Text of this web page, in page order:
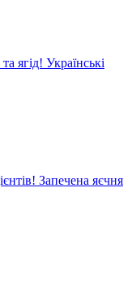
ягід! Українські
Запечена яєчня